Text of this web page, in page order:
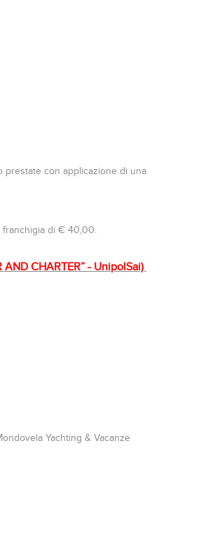
prestate con applicazione di una
franchigia di € 40,00.
CHARTER” - UnipolSai)
Yachting & Vacanze